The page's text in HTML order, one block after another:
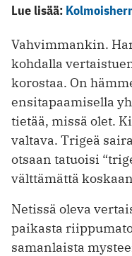
Lue lisää:
Vahvimmankin.
kohdalla
korostaa. On
ensitapaamisella
tietää, missä olet.
valtava. Trigeä
otsaan tatuoisi
välttämättä
Netissä oleva
paikasta
samanlaista